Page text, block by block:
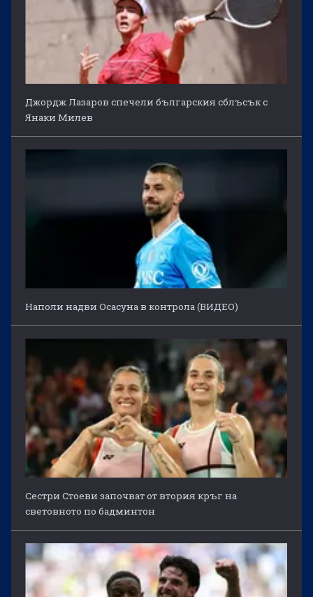
Джордж Лазаров спечели българския сблъсък с
Янаки Милев
Наполи надви Осасуна в контрола (ВИДЕО)
Сестри Стоеви започват от втория кръг на
световното по бадминтон